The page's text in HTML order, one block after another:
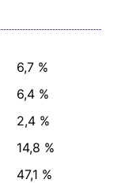
6,7 %
6,4 %
2,4 %
14,8 %
47,1 %